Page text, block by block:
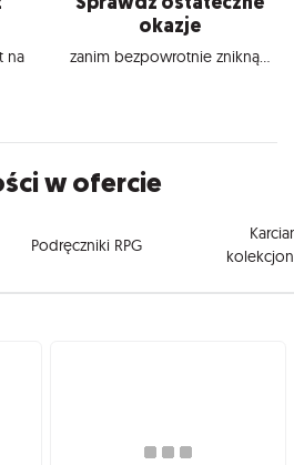
na
okazje
zanim bezpowrotnie znikną...
w ofercie
Podręczniki RPG